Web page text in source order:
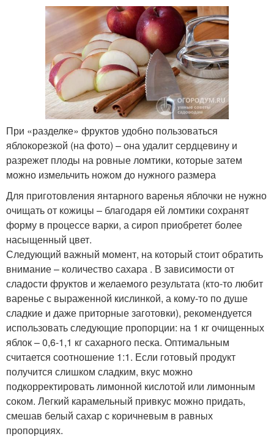
При «разделке» фруктов удобно пользоваться
яблокорезкой (на фото) – она удалит сердцевину и
разрежет плоды на ровные ломтики, которые затем
можно измельчить ножом до нужного размера
Для приготовления янтарного варенья яблочки не нужно
очищать от кожицы – благодаря ей ломтики сохранят
форму в процессе варки, а сироп приобретет более
насыщенный цвет.
Следующий важный момент, на который стоит обратить
внимание – количество сахара . В зависимости от
сладости фруктов и желаемого результата (кто-то любит
варенье с выраженной кислинкой, а кому-то по душе
сладкие и даже приторные заготовки), рекомендуется
использовать следующие пропорции: на 1 кг очищенных
яблок – 0,6-1,1 кг сахарного песка. Оптимальным
считается соотношение 1:1. Если готовый продукт
получится слишком сладким, вкус можно
подкорректировать лимонной кислотой или лимонным
соком. Легкий карамельный привкус можно придать,
смешав белый сахар с коричневым в равных
пропорциях.